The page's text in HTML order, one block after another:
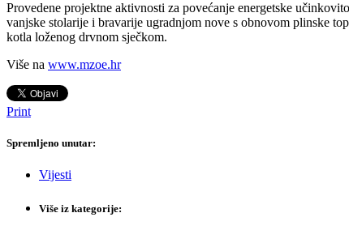
Provedene projektne aktivnosti za povećanje energetske
vanjske stolarije i bravarije ugradnjom nove s obnovom plinske
kotla loženog drvnom sječkom.
Više na www.mzoe.hr
Print
Spremljeno unutar:
Vijesti
Više iz kategorije: